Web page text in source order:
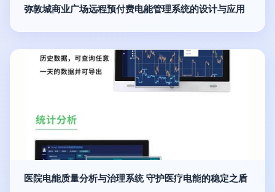
弥敦城商业广场远程预付费电能管理系统的设计与应用
医院电能质量分析与治理系统 守护医疗电能的稳定之盾